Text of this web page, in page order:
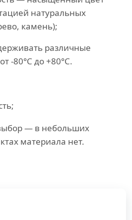
натуральных
камень);
различные
-80°С до +80°С.
— в небольших
материала нет.